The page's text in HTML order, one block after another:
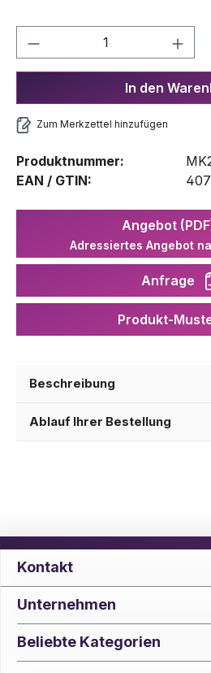
Produkt Anzahl: Gib
In den
Zum Merkzettel hinzufügen
Produktnummer:
EAN / GTIN:
Angebot
Adressiertes Angebot
Anfrage
Produkt-
Beschreibung
Ablauf Ihrer Bestellung
Kontakt
Unternehmen
Beliebte Kategorien